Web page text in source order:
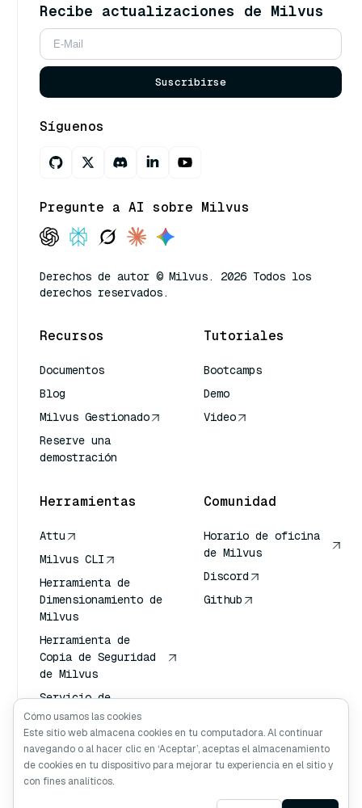
Recibe actualizaciones de Milvus
Suscribirse
Síguenos
Pregunte a AI sobre Milvus
Derechos de autor © Milvus. 2026 Todos los
derechos reservados.
Recursos
Documentos
Blog
Milvus Gestionado
Reserve una
demostración
Tutoriales
Bootcamps
Demo
Video
Herramientas
Attu
Milvus CLI
Herramienta de
Dimensionamiento de
Milvus
Herramienta de
Copia de Seguridad
de Milvus
Servicio de
Transporte de
Vectores (VTS)
Buscador profundo
Claude Contexto
Comunidad
Horario de oficina
de Milvus
Discord
Github
Cómo usamos las cookies
Este sitio web almacena cookies en tu computadora. Al continuar
navegando o al hacer clic en ‘Aceptar’, aceptas el almacenamiento
de cookies en tu dispositivo para mejorar tu experiencia en el sitio y
con fines analíticos.